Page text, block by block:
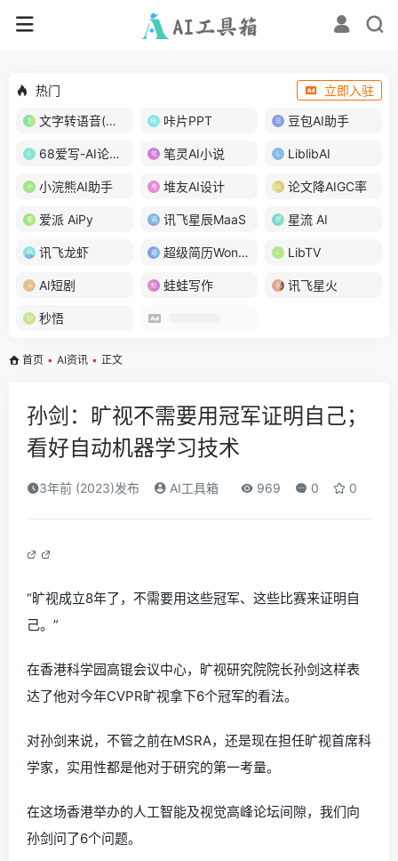
热门
立即入驻
文字转语音(琅琅配音)
咔片PPT 豆包AI助手
68爱写-AI论文写作 笔灵AI小说 LiblibAI
小浣熊AI助手 堆友AI设计 论文降AIGC率
爱派 AiPy 讯飞星辰MaaS 星流 AI
讯飞龙虾 超级简历WonderCV LibTV
AI短剧 蛙蛙写作 讯飞星火
秒悟
首页 • AI资讯 • 正文
孙剑：旷视不需要用冠军证明自己；
看好自动机器学习技术
3年前 (2023)发布 AI工具箱 969 0 0
“旷视成立8年了，不需要用这些冠军、这些比赛来证明自
己。”
在香港科学园高锟会议中心，旷视研究院院长孙剑这样表
达了他对今年CVPR旷视拿下6个冠军的看法。
对孙剑来说，不管之前在MSRA，还是现在担任旷视首席科
学家，实用性都是他对于研究的第一考量。
在这场香港举办的人工智能及视觉高峰论坛间隙，我们向
孙剑问了6个问题。